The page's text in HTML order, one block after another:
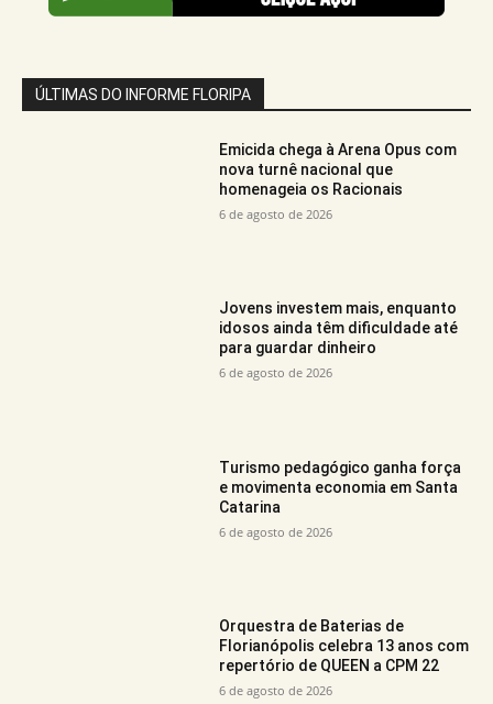
ÚLTIMAS DO INFORME FLORIPA
Emicida chega à Arena Opus com
nova turnê nacional que
homenageia os Racionais
6 de agosto de 2026
Jovens investem mais, enquanto
idosos ainda têm dificuldade até
para guardar dinheiro
6 de agosto de 2026
Turismo pedagógico ganha força
e movimenta economia em Santa
Catarina
6 de agosto de 2026
Orquestra de Baterias de
Florianópolis celebra 13 anos com
repertório de QUEEN a CPM 22
6 de agosto de 2026